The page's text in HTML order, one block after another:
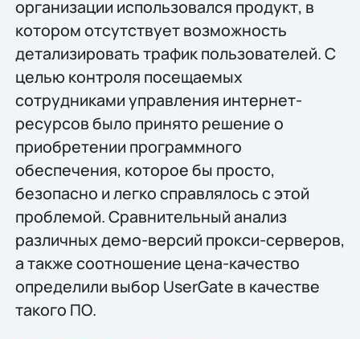
организации использовался продукт, в
котором отсутствует возможность
детализировать трафик пользователей. С
целью контроля посещаемых
сотрудниками управления интернет-
ресурсов было принято решение о
приобретении программного
обеспечения, которое бы просто,
безопасно и легко справлялось с этой
проблемой. Сравнительный анализ
различных демо-версий прокси-серверов,
а также соотношение цена-качество
определили выбор UserGate в качестве
такого ПО.